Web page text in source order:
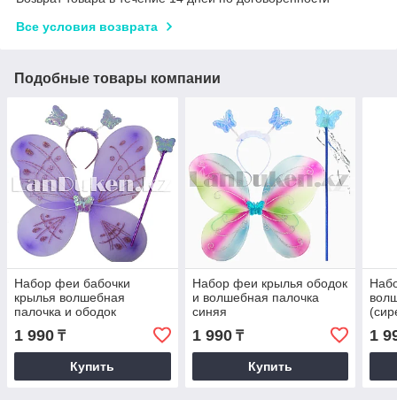
Все условия возврата
Подобные товары компании
Набор феи бабочки
крылья волшебная
палочка и ободок
1 990 ₸
Купить
Набор феи крылья ободок
и волшебная палочка
синяя
1 990₸
Купить
1